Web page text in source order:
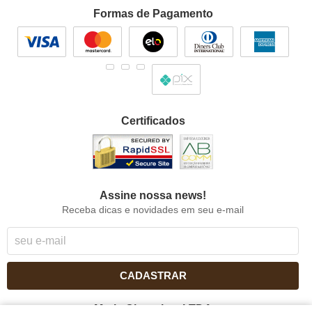
Formas de Pagamento
Certificados
Assine nossa news!
Receba dicas e novidades em seu e-mail
CADASTRAR
Maria Chocolate LTDA